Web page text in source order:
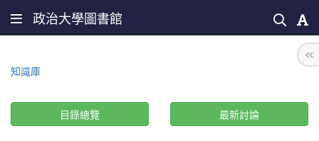
政治大學圖書館
知識庫
目錄總覽 最新討論